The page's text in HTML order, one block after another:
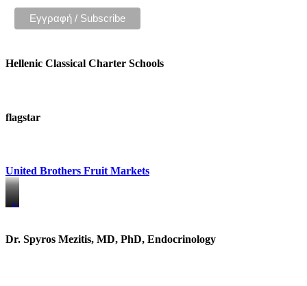
Hellenic Classical Charter Schools
flagstar
United Brothers Fruit Markets
https://www.unitedbrothersfruitmarkets.com/
https://www.unitedbrothersfruitmarkets.com/
Dr. Spyros Mezitis, MD, PhD, Endocrinology